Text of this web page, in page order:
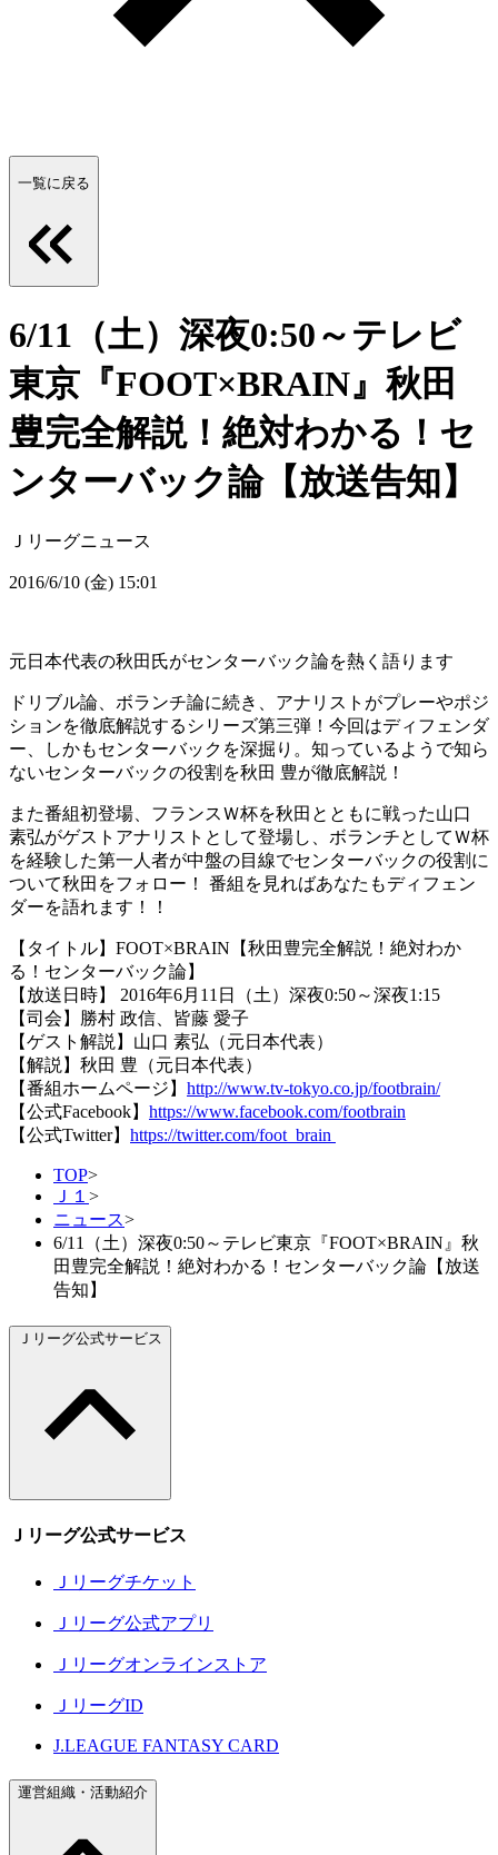
一覧に戻る
6/11（土）深夜0:50～テレビ
東京『FOOT×BRAIN』秋田
豊完全解説！絶対わかる！セ
ンターバック論【放送告知】
Ｊリーグニュース
2016/6/10 (金) 15:01
元日本代表の秋田氏がセンターバック論を熱く語ります
ドリブル論、ボランチ論に続き、アナリストがプレーやポジ
ションを徹底解説するシリーズ第三弾！今回はディフェンダ
ー、しかもセンターバックを深掘り。知っているようで知ら
ないセンターバックの役割を秋田 豊が徹底解説！
また番組初登場、フランスＷ杯を秋田とともに戦った山口
素弘がゲストアナリストとして登場し、ボランチとしてＷ杯
を経験した第一人者が中盤の目線でセンターバックの役割に
ついて秋田をフォロー！ 番組を見ればあなたもディフェン
ダーを語れます！！
【タイトル】FOOT×BRAIN【秋田豊完全解説！絶対わか
る！センターバック論】
【放送日時】 2016年6月11日（土）深夜0:50～深夜1:15
【司会】勝村 政信、皆藤 愛子
【ゲスト解説】山口 素弘（元日本代表）
【解説】秋田 豊（元日本代表）
【番組ホームページ】 http://www.tv-tokyo.co.jp/footbrain/
【公式Facebook】 https://www.facebook.com/footbrain
【公式Twitter】 https://twitter.com/foot_brain
TOP>
Ｊ１ >
ニュース>
6/11（土）深夜0:50～テレビ東京『FOOT×BRAIN』秋
田豊完全解説！絶対わかる！センターバック論【放送
告知】
Ｊリーグ公式サービス
Ｊリーグ公式サービス
Ｊリーグチケット
Ｊリーグ公式アプリ
Ｊリーグオンラインストア
ＪリーグID
J.LEAGUE FANTASY CARD
運営組織・活動紹介